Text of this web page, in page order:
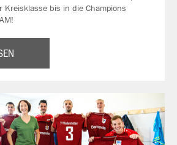
Kreisklasse bis in die Champions